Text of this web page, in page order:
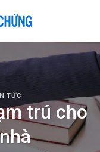
TỨC
trú cho